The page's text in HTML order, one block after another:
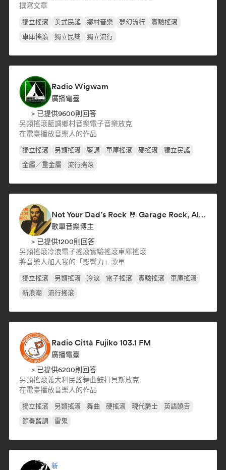
撰寫文章
獨立搖滾 美式民謠 鄉村音樂 夢幻流行
實驗搖滾
車庫搖滾
獨立民謠 獨立流行
Radio Wigwam
廣播電臺
> 已提供9600則回答
另類搖滾藍調鄉村音樂電子音樂放克
在電臺播放音樂人的作品
獨立搖滾 另類搖滾 藍調 車庫搖滾 硬搖滾
獨立民謠
金屬／重金屬
流行搖滾
Not Your Dad’s Rock 🤘 Garage Rock, Alt-Rock & Indie Anthems
歌單音樂博主
> 已提供1200則回答
另類搖滾冷浪電子搖滾實驗搖滾車庫搖滾
將音樂人加入我的「影響力」歌單
獨立搖滾 另類搖滾 冷浪 電子搖滾 實驗搖滾
車庫搖滾
新浪潮
流行搖滾
Radio Città Fujiko 103.1 FM
廣播電臺
> 已提供6200則回答
另類搖滾義大利民謠舞曲鼓打貝斯放克
在電臺播放音樂人的作品
獨立搖滾 另類搖滾 舞曲 硬搖滾 現代爵士
英語饒舌
節奏藍調
雷鬼
新